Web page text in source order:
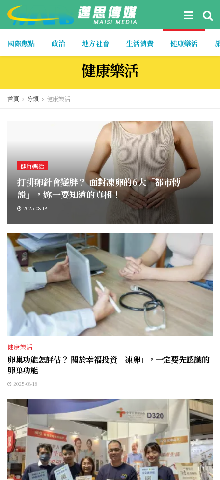
國際焦點 政治 地方社會 生活消費 健康樂活
健康樂活
首頁 分類 健康樂活
健康樂活
打排卵針會變胖？ 面對凍卵的6大「都市傳
説」，妳一要知道的真相！
2025-08-18
健康樂活
卵巢功能怎評估？ 關於幸福投資「凍卵」，一定要先認識的
卵巢功能
2025-08-18